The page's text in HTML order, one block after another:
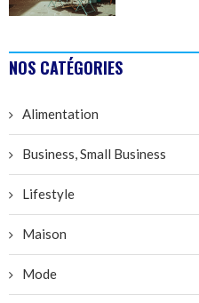
NOS CATÉGORIES
Alimentation
Business, Small Business
Lifestyle
Maison
Mode